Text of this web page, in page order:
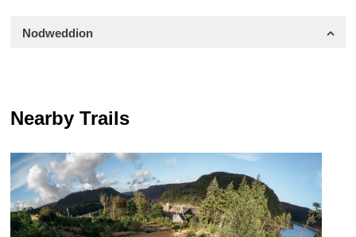
Nodweddion
Nearby Trails